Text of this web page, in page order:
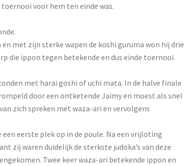
voor hem ten einde was.
met zijn sterke wapen de koshi guruma won hij drie
die ippon tegen betekende en dus einde toernooi.
met harai goshi of uchi mata. In de halve finale
door een ontketende Jaimy en moest als snel
zich spreken met waza-ari en vervolgens
eerste plek op in de poule. Na een vrijloting
zij waren duidelijk de sterkste judoka’s van deze
Twee keer waza-ari betekende ippon en